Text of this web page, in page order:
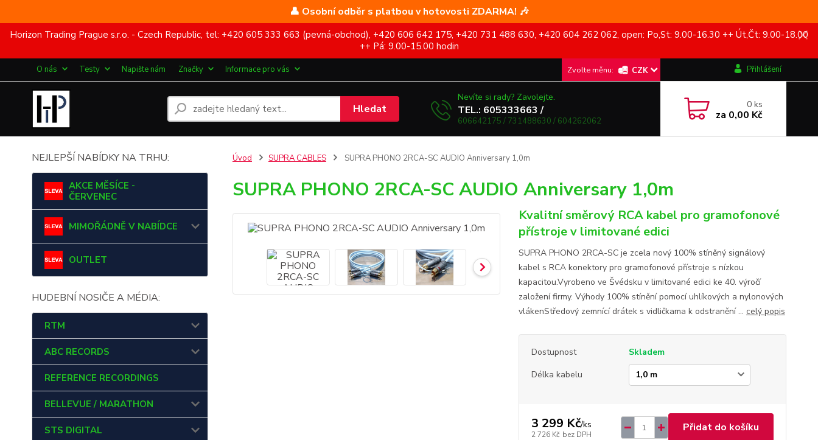
👤 Osobní odběr s platbou v hotovosti ZDARMA! 🎶
Horizon Trading Prague s.r.o. - Czech Republic, tel: +420 605 333 663 (pevná-obchod), +420 606 642 175, +420 731 488 630, +420 604 262 062, open: Po,St: 9.00-16.30 ++ Út,Čt: 9.00-18.00
++ Pá: 9.00-15.00 hodin
O nás Testy Napište nám Značky Informace pro vás CZK Přihlášení
Hledat
Nevíte si rady? Zavolejte.
TEL.: 605333663 /
606642175 / 731488630 / 604262062
0ks
za 0,00 Kč
NEJLEPŠÍ NABÍDKY NA TRHU:
AKCE MĚSÍCE -
ČERVENEC
MIMOŘÁDNĚ V NABÍDCE
OUTLET
HUDEBNÍ NOSIČE A MÉDIA:
RTM
ABC RECORDS
REFERENCE RECORDINGS
BELLEVUE / MARATHON
STS DIGITAL
Úvod SUPRA CABLES SUPRA PHONO 2RCA-SC AUDIO Anniversary 1,0m
SUPRA PHONO 2RCA-SC AUDIO Anniversary 1,0m
Kvalitní směrový RCA kabel pro gramofonové
přístroje v limitované edici
SUPRA PHONO 2RCA-SC je zcela nový 100% stíněný signálový
kabel s RCA konektory pro gramofonové přístroje s nízkou
kapacitou.Vyrobeno ve Švédsku v limitované edici ke 40. výročí
založení firmy. Výhody 100% stínění pomocí uhlíkových a nylonových
vlákenStředový zemnící drátek s vidličkama k odstranění ... celý popis
Dostupnost
Skladem
Délka kabelu
3 299 Kč/ks
2 726 Kč bez DPH
Přidat do košíku